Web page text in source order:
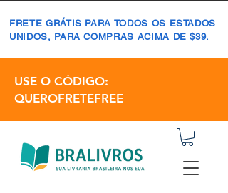
FRETE GRÁTIS PARA TODOS OS ESTADOS
UNIDOS, PARA COMPRAS ACIMA DE $39.
USE O CÓDIGO:
QUEROFRETEFREE